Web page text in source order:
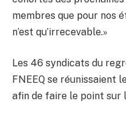
membres que pour nos
n’est qu’irrecevable.»
Les 46 syndicats du
FNEEQ se réunissaient
afin de faire le point sur